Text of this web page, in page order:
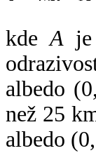
kdeA
albedo
než 25
albedo